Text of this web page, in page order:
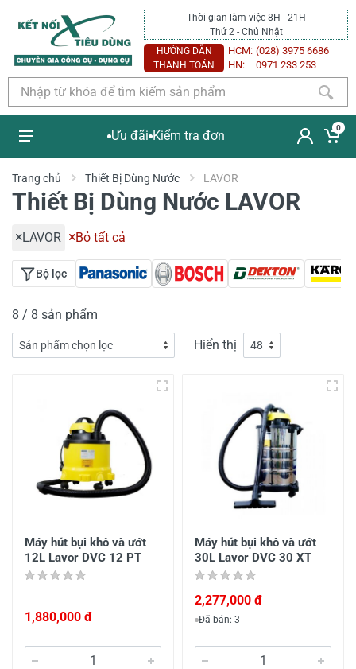
Thời gian làm việc 8H - 21H
Thứ 2 - Chủ Nhật
HƯỚNG DẪN
THANH TOÁN
HCM: (028) 3975 6686
HN:
0971 233 253
Ưu đãi Kiểm tra đơn
0
Trang chủ Thiết Bị Dùng Nước LAVOR
Thiết Bị Dùng Nước LAVOR
LAVOR Bỏ tất cả
Bộ lọc
8 / 8 sản phẩm
Hiển thị
Máy hút bụi khô và ướt
12L Lavor DVC 12 PT
1,880,000 đ
Máy hút bụi khô và ướt
30L Lavor DVC 30 XT
2,277,000 đ
Đã bán: 3